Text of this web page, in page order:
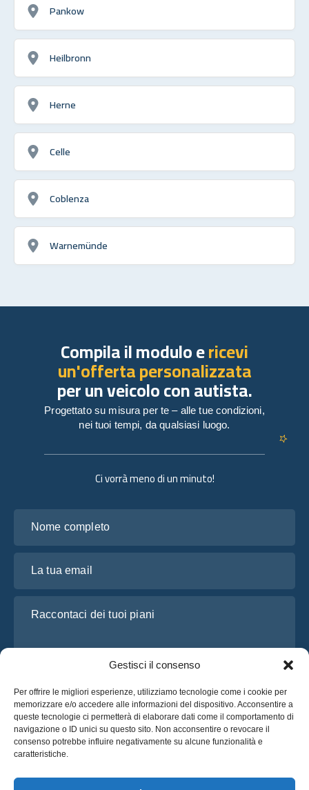
Gestisci il consenso
Per offrire le migliori esperienze, utilizziamo tecnologie come i cookie per
memorizzare e/o accedere alle informazioni del dispositivo. Acconsentire a
queste tecnologie ci permetterà di elaborare dati come il comportamento di
navigazione o ID unici su questo sito. Non acconsentire o revocare il
consenso potrebbe influire negativamente su alcune funzionalità e
caratteristiche.
Pankow
Heilbronn
Herne
Celle
Coblenza
Warnemünde
Ci vorrà meno di un minuto!
Ho letto e accetto l’Informativa sulla privacydi OsaBus
Richiedi un preventivo
Compila il modulo ericevi
un'offerta personalizzata
per un veicolo con autista.
Progettato su misura per te – alle tue condizioni,
nei tuoi tempi, da qualsiasi luogo.